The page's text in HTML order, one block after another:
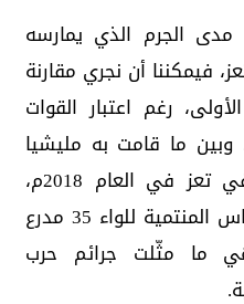
مدى الجرم الذي يمارسه
فيمكننا أن نجري مقارنة
رغم اعتبار القوات
وبين ما قامت به مليشيا
الحشد الشعبي والإصلاح في تعز في العام 2018م،
وتحديدًا ضد كتائب أبي العباس المنتمية للواء 35 مدرع
ما مثّلت جرائم حرب